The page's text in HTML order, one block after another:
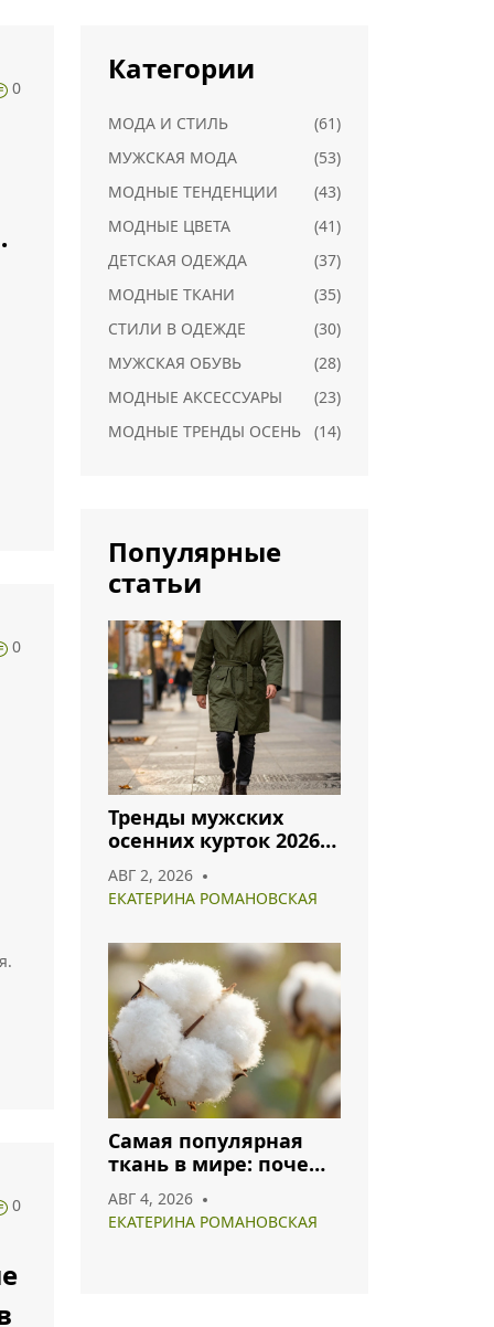
0
0
0
Категории
МОДА И СТИЛЬ
(61)
МУЖСКАЯ МОДА
(53)
МОДНЫЕ ТЕНДЕНЦИИ
(43)
МОДНЫЕ ЦВЕТА
(41)
ДЕТСКАЯ ОДЕЖДА
(37)
МОДНЫЕ ТКАНИ
(35)
СТИЛИ В ОДЕЖДЕ
(30)
МУЖСКАЯ ОБУВЬ
(28)
МОДНЫЕ АКСЕССУАРЫ
(23)
МОДНЫЕ ТРЕНДЫ ОСЕНЬ
(14)
Популярные
статьи
Тренды мужских
осенних курток 2026:
что носить и как
сочетать
АВГ 2, 2026
ЕКАТЕРИНА РОМАНОВСКАЯ
Самая популярная
ткань в мире: почему
лидируют в 2026 году
АВГ 4, 2026
ЕКАТЕРИНА РОМАНОВСКАЯ